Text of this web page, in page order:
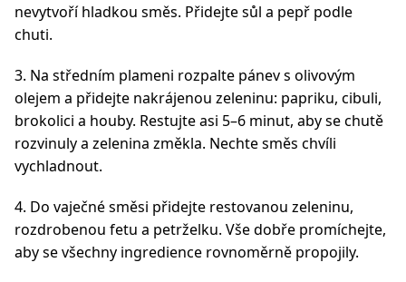
nevytvoří hladkou směs. Přidejte sůl a pepř podle
chuti.
3. Na středním plameni rozpalte pánev s olivovým
olejem a přidejte nakrájenou zeleninu: papriku, cibuli,
brokolici a houby. Restujte asi 5–6 minut, aby se chutě
rozvinuly a zelenina změkla. Nechte směs chvíli
vychladnout.
4. Do vaječné směsi přidejte restovanou zeleninu,
rozdrobenou fetu a petrželku. Vše dobře promíchejte,
aby se všechny ingredience rovnoměrně propojily.